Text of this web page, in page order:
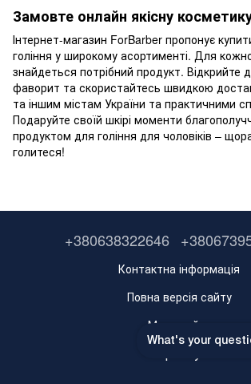
Замовте онлайн якісну
Інтернет-магазин ForBarber пропонує
гоління у широкому асортименті. Для
знайдеться потрібний продукт. Відкрийте
фаворит та скористайтесь швидкою
та іншим містам України та практичними
Подаруйте своїй шкірі моменти
продуктом для гоління для чоловіків –
голитеся!
+380638322646
Контактна інформація
Повна версія сайту
Мапа сайту